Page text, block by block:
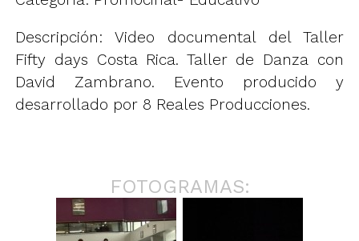
Descripción: Video documental del Taller
Fifty days Costa Rica. Taller de Danza con
David Zambrano. Evento producido y
desarrollado por 8 Reales Producciones.
FOTOGRAMAS: